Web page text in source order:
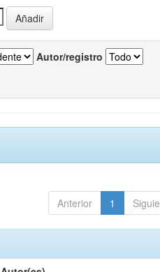
Autor/registro
Anterior 1